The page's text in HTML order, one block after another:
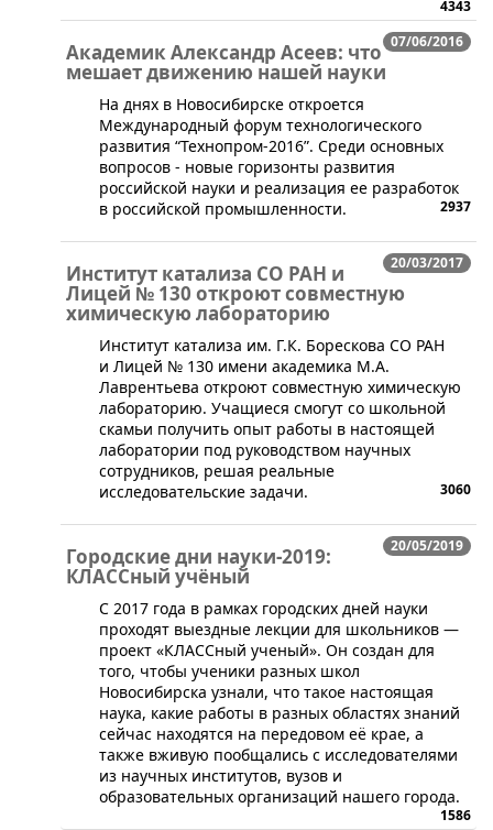
4343
07/06/2016
Академик Александр Асеев: что
мешает движению нашей науки
На днях в Новосибирске откроется
Международный форум технологического
развития “Технопром-2016”. Среди основных
вопросов - новые горизонты развития
российской науки и реализация ее разработок
в российской промышленности.
2937
20/03/2017
Институт катализа СО РАН и
Лицей № 130 откроют совместную
химическую лабораторию
Институт катализа им. Г.К. Борескова СО РАН
и Лицей № 130 имени академика М.А.
Лаврентьева откроют совместную химическую
лабораторию. Учащиеся смогут со школьной
скамьи получить опыт работы в настоящей
лаборатории под руководством научных
сотрудников, решая реальные
исследовательские задачи.
3060
20/05/2019
Городские дни науки-2019:
КЛАССный учёный
С 2017 года в рамках городских дней науки
проходят выездные лекции для школьников —
проект «КЛАССный ученый». Он создан для
того, чтобы ученики разных школ
Новосибирска узнали, что такое настоящая
наука, какие работы в разных областях знаний
сейчас находятся на передовом её крае, а
также вживую пообщались с исследователями
из научных институтов, вузов и
образовательных организаций нашего города.
1586